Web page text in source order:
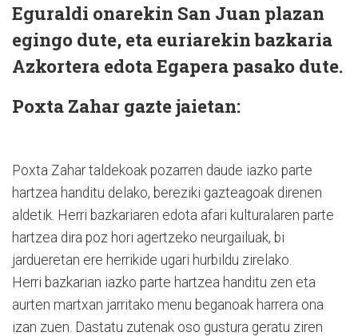
Eguraldi onarekin San Juan plazan
egingo dute, eta euriarekin bazkaria
Azkortera edota Egapera pasako dute.
Poxta Zahar gazte jaietan:
Poxta Zahar taldekoak pozarren daude iazko parte
hartzea handitu delako, bereziki gazteagoak direnen
aldetik. Herri bazkariaren edota afari kulturalaren parte
hartzea dira poz hori agertzeko neurgailuak, bi
jardueretan ere herrikide ugari hurbildu zirelako.
Herri bazkarian iazko parte hartzea handitu zen eta
aurten martxan jarritako menu beganoak harrera ona
izan zuen. Dastatu zutenak oso gustura geratu ziren